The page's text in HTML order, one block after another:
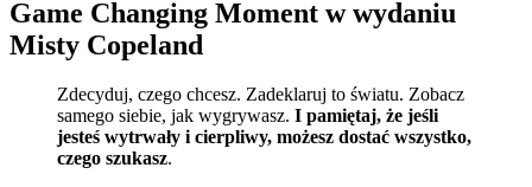
Game Changing Moment w wydaniu
Misty Copeland
Zdecyduj, czego chcesz. Zadeklaruj to światu. Zobacz
samego siebie, jak wygrywasz. I pamiętaj, że jeśli
jesteś wytrwały i cierpliwy, możesz dostać wszystko,
czego szukasz.